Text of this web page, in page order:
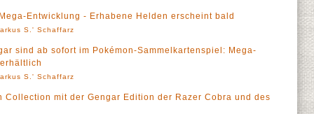
Entwicklung - Erhabene Helden erscheint bald
S.' Schaffarz
sind ab sofort im Pokémon-Sammelkartenspiel: Mega-
S.' Schaffarz
Collection mit der Gengar Edition der Razer Cobra und des